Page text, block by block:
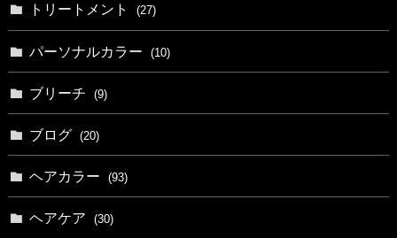
トリートメント (27)
パーソナルカラー (10)
ブリーチ (9)
ブログ (20)
ヘアカラー (93)
ヘアケア (30)